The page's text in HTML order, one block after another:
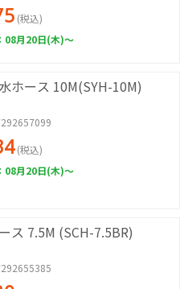
(税込)
08月20日(木)～
ホース 10M(SYH-10M)
(税込)
08月20日(木)～
ス 7.5M (SCH-7.5BR)